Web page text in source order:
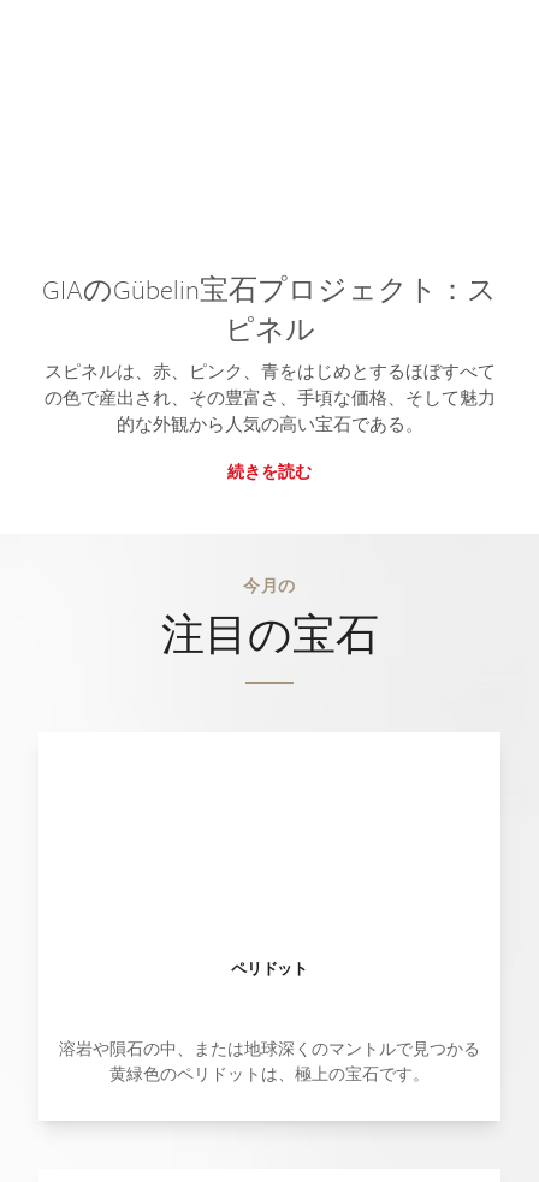
GIAのGübelin宝石プロジェクト：ス
ピネル
スピネルは、赤、ピンク、青をはじめとするほぼすべて
の色で産出され、その豊富さ、手頃な価格、そして魅力
的な外観から人気の高い宝石である。
続きを読む
今月の
注目の宝石
ペリドット
溶岩や隕石の中、または地球深くのマントルで見つかる
黄緑色のペリドットは、極上の宝石です。